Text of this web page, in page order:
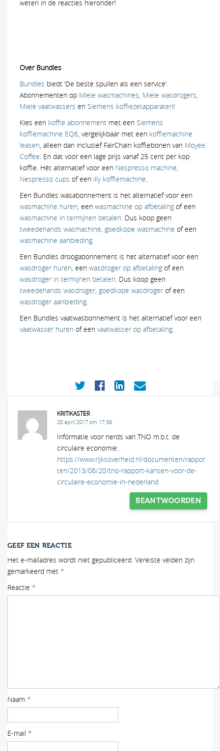
weten in de reacties hieronder!
Over Bundles
Bundles biedt ‘De beste spullen als een service’.
Abonnementen op Miele wasmachines, Miele wasdrogers,
Miele vaatwassers en Siemens koffiezetapparaten!
Kies een koffie abonnement met een Siemens
koffiemachine EQ6, vergelijkbaar met een koffiemachine
leasen, alleen dan inclusief FairChain koffiebonen van Moyee
Coffee. En dat voor een lage prijs vanaf 25 cent per kop
koffie. Hét alternatief voor een Nespresso machine,
Nespresso cups of een illy koffiemachine.
Een Bundles wasabonnement is het alternatief voor een
wasmachine huren, een wasmachine op afbetaling of een
wasmachine in termijnen betalen. Dus koop geen
tweedehands wasmachine, goedkope wasmachine of een
wasmachine aanbieding.
Een Bundles droogabonnement is het alternatief voor een
wasdroger huren, een wasdroger op afbetaling of een
wasdroger in termijnen betalen. Dus koop geen
tweedehands wasdroger, goedkope wasdrogerof een
wasdroger aanbieding.
Een Bundles vaatwasbonnement is het alternatief voor een
vaatwasser huren of een vaatwasser op afbetaling.
KRITIKASTER
20 april 2017 om 17:36
Informatie voor nerds van TNO m.b.t. de
circulaire economie:
https://www.rijksoverheid.nl/documenten/rappor
ten/2013/06/20/tno-rapport-kansen-voor-de-
circulaire-economie-in-nederland
BEANTWOORDEN
GEEF EEN REACTIE
Het e-mailadres wordt niet gepubliceerd. Vereiste velden zijn
gemarkeerd met *
Reactie *
Naam *
E-mail *